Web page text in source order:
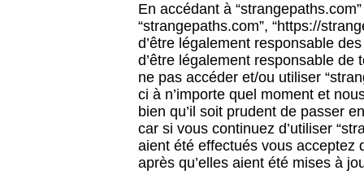
En accédant à
“strangepaths.com”, “https://
d’être légalement responsable
d’être légalement responsable
ne pas accéder et/ou utiliser
ci à n’importe quel moment et
bien qu’il soit prudent de passer
car si vous continuez d’utiliser
aient été effectués vous acceptez
après qu’elles aient été mises à